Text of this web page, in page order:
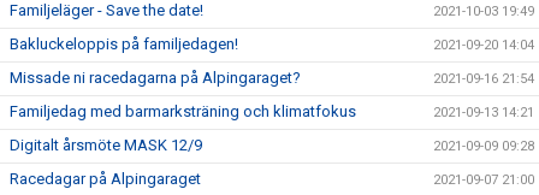
Familjeläger - Save the date! 2021-10-03 19:49
Bakluckeloppis på familjedagen! 2021-09-20 14:04
Missade ni racedagarna på Alpingaraget? 2021-09-16 21:54
Familjedag med barmarksträning och klimatfokus 2021-09-13 14:21
Digitalt årsmöte MASK 12/9 2021-09-09 09:28
Racedagar på Alpingaraget 2021-09-07 21:00